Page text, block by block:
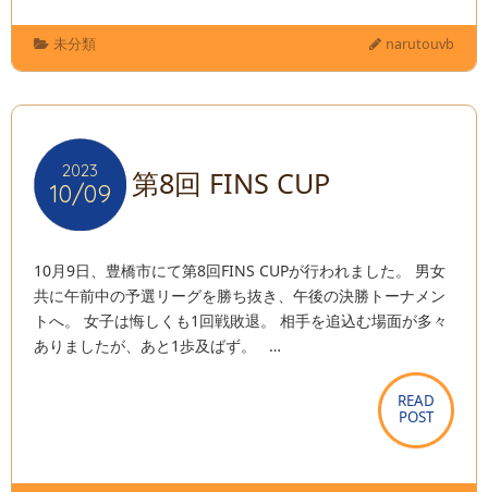
未分類 narutouvb
2023
10/09
2023
10/09 第8回 FINS CUP
10月9日、豊橋市にて第8回FINS CUPが行われました。 男女
共に午前中の予選リーグを勝ち抜き、午後の決勝トーナメン
トへ。 女子は悔しくも1回戦敗退。 相手を追込む場面が多々
ありましたが、あと1歩及ばず。 …
READ
POST
READ
POST